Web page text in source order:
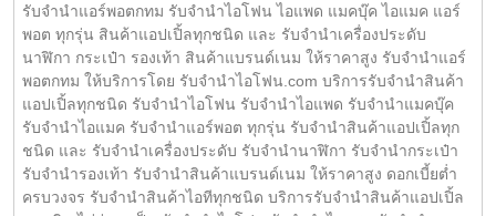
รับจำนำแอร์พอตกทม รับจำนำไอโฟน ไอแพด แมคบุ๊ค ไอแมค แอร์
พอต ทุกรุ่น สินค้าแอปเปิ้ลทุกชนิด และ รับจำนำเครื่องประดับ
นาฬิกา กระเป๋า รองเท้า สินค้าแบรนด์เนม ให้ราคาสูง รับจำนำแอร์
พอตกทม ให้บริการโดย รับจํานําไอโฟน.com บริการรับจำนำสินค้า
แอปเปิ้ลทุกชนิด รับจำนำไอโฟน รับจำนำไอแพด รับจำนำแมคบุ๊ค
รับจำนำไอแมค รับจำนำแอร์พอต ทุกรุ่น รับจำนำสินค้าแอปเปิ้ลทุก
ชนิด และ รับจำนำเครื่องประดับ รับจำนำนาฬิกา รับจำนำกระเป๋า
รับจำนำรองเท้า รับจำนำสินค้าแบรนด์เนม ให้ราคาสูง ดอกเบี้ยต่ำ
ครบวงจร รับจำนำสินค้าไอทีทุกชนิด บริการรับจำนำสินค้าแอปเปิ้ล